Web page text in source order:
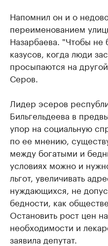
Напомнил он и о
переименованием
Назарбаева. "Чтобы не
казусов, когда люди
просыпаются на
Серов.
Лидер эсеров
Бильгельдеева в
упор на социальную
по ее мнению,
между богатыми и
условиях можно и
льгот, увеличивать
нуждающихся, не
бедности, как
Остановить рост цен
необходимости и
заявила депутат.